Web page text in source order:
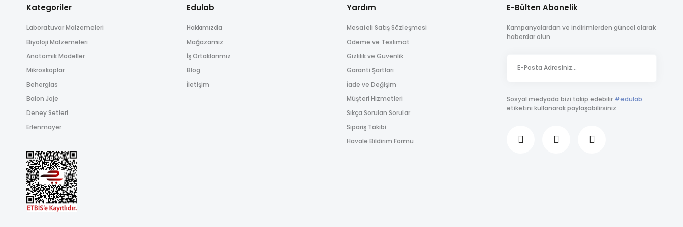
Gönder
Kategoriler
Laboratuvar Malzemeleri
Biyoloji Malzemeleri
Anotomik Modeller
Mikroskoplar
Beherglas
Balon Joje
Deney Setleri
Erlenmayer
Edulab
Hakkımızda
Mağazamız
İş Ortaklarımız
Blog
İletişim
Yardım
Mesafeli Satış Sözleşmesi
Ödeme ve Teslimat
Gizlilik ve Güvenlik
Garanti Şartları
İade ve Değişim
Müşteri Hizmetleri
Sıkça Sorulan Sorular
Sipariş Takibi
Havale Bildirim Formu
E-Bülten Abonelik
Kampanyalardan ve indirimlerden güncel olarak
haberdar olun.
Sosyal medyada bizi takip edebilir #edulab
etiketini kullanarak paylaşabilirsiniz.